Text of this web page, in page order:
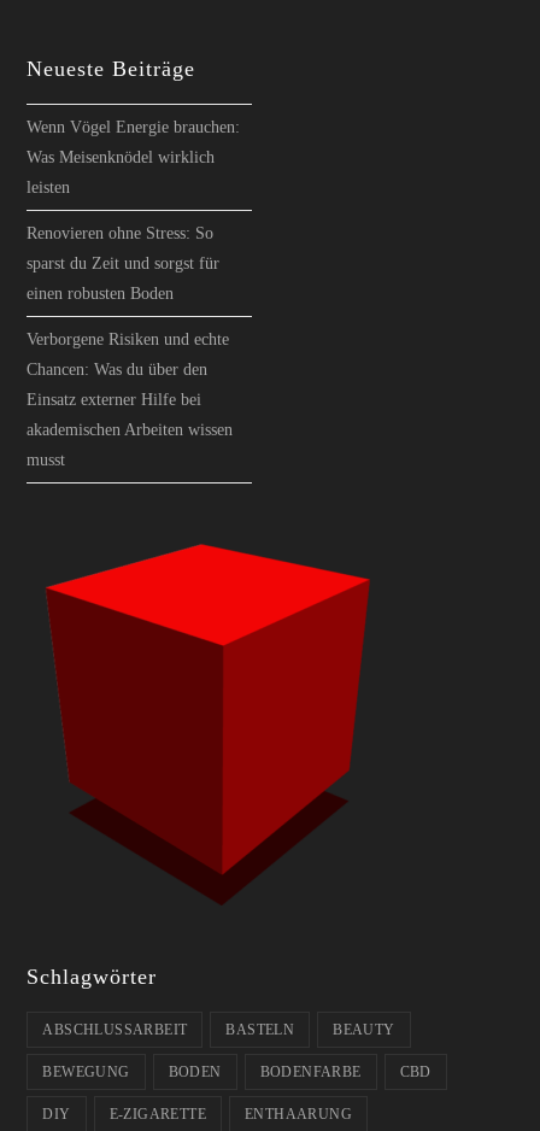
Neueste Beiträge
Wenn Vögel Energie brauchen:
Was Meisenknödel wirklich
leisten
Renovieren ohne Stress: So
sparst du Zeit und sorgst für
einen robusten Boden
Verborgene Risiken und echte
Chancen: Was du über den
Einsatz externer Hilfe bei
akademischen Arbeiten wissen
musst
Schlagwörter
ABSCHLUSSARBEIT BASTELN BEAUTY
BEWEGUNG BODEN BODENFARBE CBD
DIY E-ZIGARETTE ENTHAARUNG